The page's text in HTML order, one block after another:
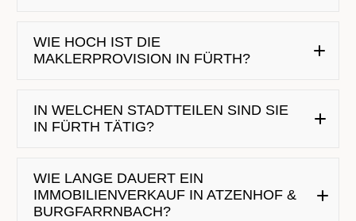
WIE HOCH IST DIE
MAKLERPROVISION IN FÜRTH?
IN WELCHEN STADTTEILEN SIND SIE
IN FÜRTH TÄTIG?
WIE LANGE DAUERT EIN
IMMOBILIENVERKAUF IN ATZENHOF &
BURGFARRNBACH?